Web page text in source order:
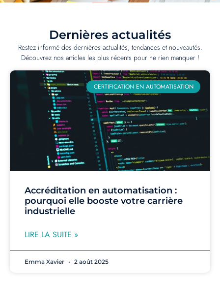
Dernières actualités
Restez informé des dernières actualités, tendances et nouveautés.
Découvrez nos articles les plus récents pour ne rien manquer !
CERTIFICATION EN AUTOMATISATION
Accréditation en automatisation :
pourquoi elle booste votre carrière
industrielle
LIRE LA SUITE »
Emma Xavier 2 août 2025